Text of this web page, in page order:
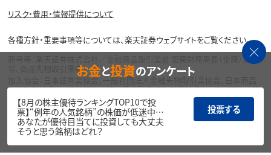
リスク・費用・情報提供について
各種方針・重要事項等については、楽天証券ウェブサイトをご覧ください。
商号等：楽天証券株式会社／金融商品取引業者 関東財務局長（金商）第195
号、商品先物取引業者
加入協会：日本証券業協会、一般社団法人金融先物取引業協会、日本商品
先物取引協会、一般社団法人第二種金融商品取引業協会、一般社団法人資
産運用業協会
Copyright©
1999-2026 Rakuten Securities, Inc. All
Rights Reserved.
お金と投資のアンケート
【8月の株主優待ランキングTOP10で投
票】“例年の人気銘柄”の株価が低迷中…
あなたが優待目当てに投資しても大丈夫
そうと思う銘柄はどれ？
投票する